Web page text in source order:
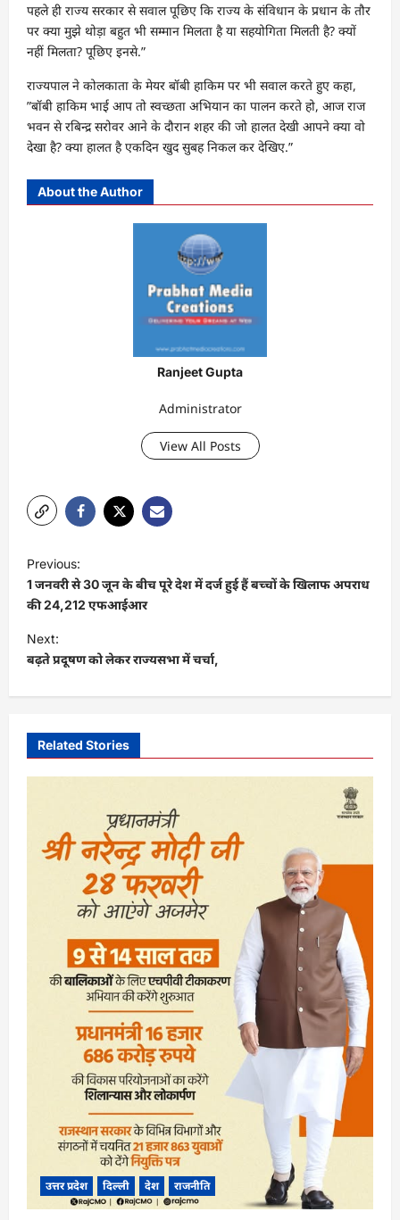
पहले ही राज्य सरकार से सवाल पूछिए कि राज्य के संविधान के प्रधान के तौर
पर क्या मुझे थोड़ा बहुत भी सम्मान मिलता है या सहयोगिता मिलती है? क्यों
नहीं मिलता? पूछिए इनसे.”
राज्यपाल ने कोलकाता के मेयर बॉबी हाकिम पर भी सवाल करते हुए कहा,
”बॉबी हाकिम भाई आप तो स्वच्छता अभियान का पालन करते हो, आज राज
भवन से रबिन्द्र सरोवर आने के दौरान शहर की जो हालत देखी आपने क्या वो
देखा है? क्या हालत है एकदिन खुद सुबह निकल कर देखिए.”
About the Author
Ranjeet Gupta
Administrator
View All Posts
o
s
t
n
a
g
Previous:
1 जनवरी से 30 जून के बीच पूरे देश में दर्ज हुई हैं बच्चों के खिलाफ अपराध
की 24,212 एफआईआर
Next:
बढ़ते प्रदूषण को लेकर राज्यसभा में चर्चा,
Related Stories
उत्तर प्रदेश दिल्ली देश राजनीति